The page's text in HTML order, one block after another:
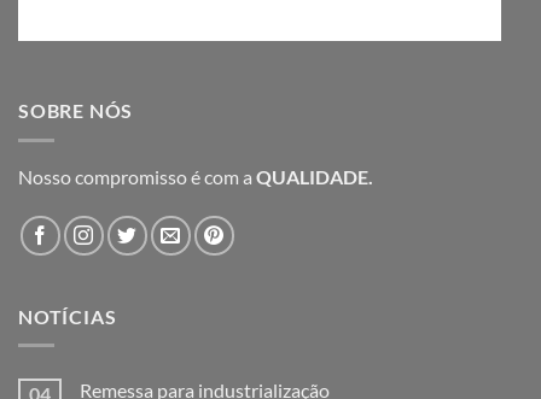
SOBRE NÓS
Nosso compromisso é com a QUALIDADE.
NOTÍCIAS
04 Remessa para industrialização